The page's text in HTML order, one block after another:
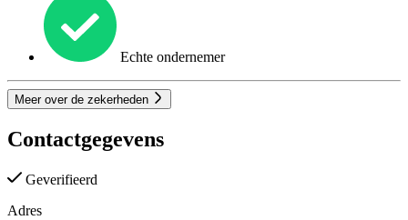
Echte ondernemer
Meer over de zekerheden
Contactgegevens
Geverifieerd
Adres